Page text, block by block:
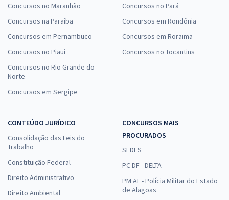
Concursos no Maranhão
Concursos na Paraíba
Concursos em Pernambuco
Concursos no Piauí
Concursos no Rio Grande do
Norte
Concursos em Sergipe
Concursos no Pará
Concursos em Rondônia
Concursos em Roraima
Concursos no Tocantins
CONTEÚDO JURÍDICO
Consolidação das Leis do
Trabalho
Constituição Federal
Direito Administrativo
Direito Ambiental
CONCURSOS MAIS
PROCURADOS
SEDES
PC DF - DELTA
PM AL - Polícia Militar do Estado
de Alagoas